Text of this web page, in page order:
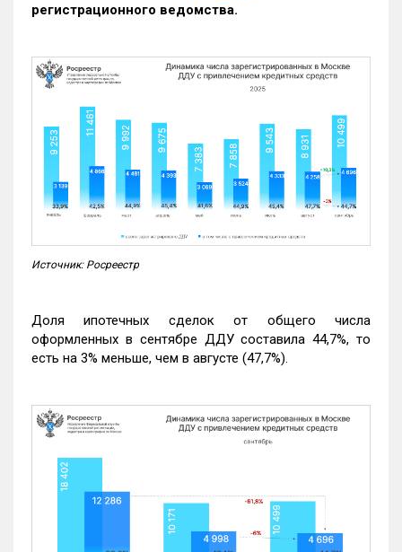
регистрационного ведомства.
Источник: Росреестр
Доля ипотечных сделок от общего числа
оформленных в сентябре ДДУ составила 44,7%, то
есть на 3% меньше, чем в августе (47,7%).